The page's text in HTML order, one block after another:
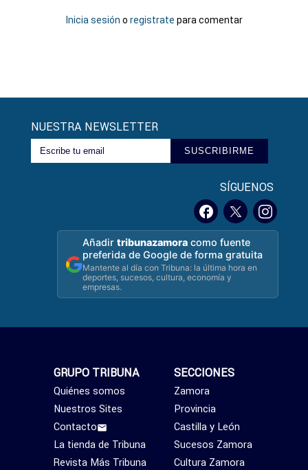
Inicia sesión o registrate para comentar
NUESTRA NEWSLETTER
SUSCRIBIRME
SÍGUENOS
Añadirtribunazamora como fuente
preferida de Google de forma gratuita
Mantente al día con Tribuna: la última hora en
deportes, sucesos, cultura, economía y
empresas.
SECCIONES
Zamora
Provincia
Castilla y León
Sucesos Zamora
Cultura Zamora
GRUPO TRIBUNA
Quiénes somos
Nuestros Sites
Contacto
La tienda de Tribuna
Revista Más Tribuna